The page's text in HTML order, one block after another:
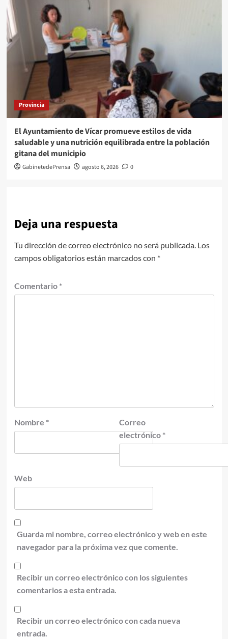
Provincia
El Ayuntamiento de Vícar promueve estilos de vida
saludable y una nutrición equilibrada entre la población
gitana del municipio
GabinetedePrensa agosto 6, 2026 0
Deja una respuesta
Tu dirección de correo electrónico no será publicada. Los
campos obligatorios están marcados con *
Comentario *
Nombre *
Correo
electrónico *
Web
Guarda mi nombre, correo electrónico y web en este
navegador para la próxima vez que comente.
Recibir un correo electrónico con los siguientes
comentarios a esta entrada.
Recibir un correo electrónico con cada nueva
entrada.